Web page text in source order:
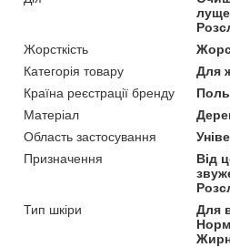
Жорсткість
Категорія товару
Для
Країна реєстрації бренду
Матеріал
Область застосування
Призначення
Від
Тип шкіри
Для